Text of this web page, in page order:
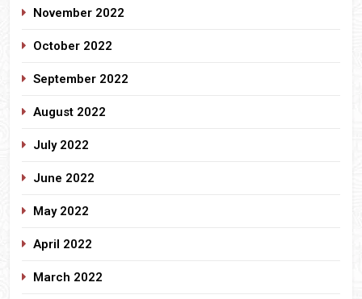
November 2022
October 2022
September 2022
August 2022
July 2022
June 2022
May 2022
April 2022
March 2022